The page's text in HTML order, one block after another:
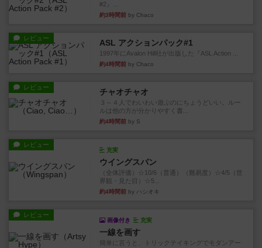
#2』...
約3時間前 by Chaco
レビュー ASL アクションパック#1
1997年にAvalon Hill社が出版した『ASL Action ...
約4時間前 by Chaco
レビュー チャオチャオ
３～４人でわいわい遊ぶのにちょうどいい。ルー
ルは他の方が分かりやすく書...
約4時間前 by S
レビュー
充実
ウイングスパン
（全体評価）☆10/6（普通）（難易度）☆4/5（世
界観・見た目）☆5...
約4時間前 by ハシオキ
レビュー
画像付き 充実
一線を画す
簡単に言うと、トリックテイキングでモダンアー